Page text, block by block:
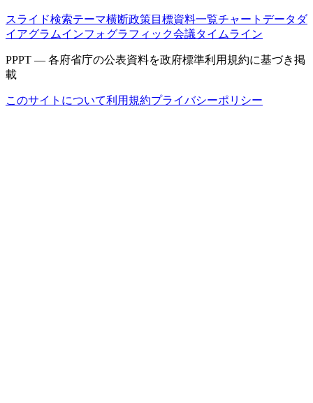
スライド検索テーマ横断政策目標資料一覧チャートデータ ダ
イアグラムインフォグラフィック会議タイムライン
PPPT — 各府省庁の公表資料を政府標準利用規約に基づき掲
載
このサイトについて利用規約プライバシーポリシー